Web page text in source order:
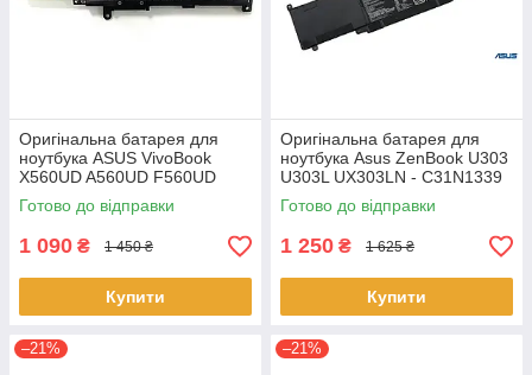
Оригінальна батарея для
ноутбука ASUS VivoBook
X560UD A560UD F560UD
K560UD R562UD - A31N1730
Готово до відправки
1 090 ₴ 1 450 ₴
Купити
Оригінальна батарея для
ноутбука Asus ZenBook U303
U303L UX303LN - C31N1339
(+11.31 V 50Wh) АКБ
Готово до відправки
1 250 ₴ 1 625 ₴
Купити
–21% –21%